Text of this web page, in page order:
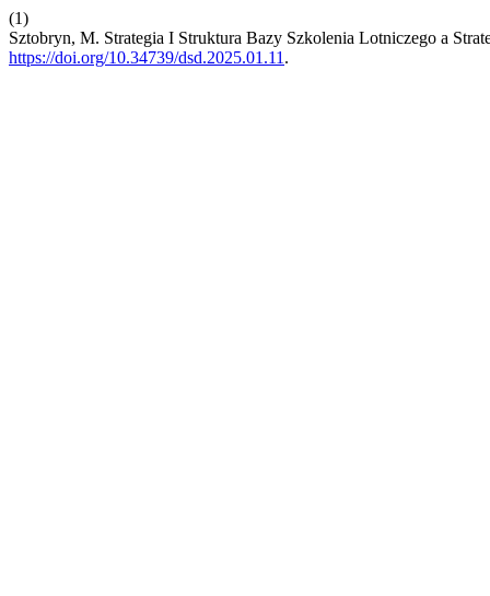
(1)
Sztobryn, M. Strategia I Struktura Bazy Szkolenia Lotniczego a
https://doi.org/10.34739/dsd.2025.01.11 .